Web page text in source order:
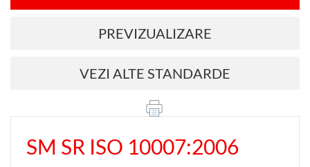
PREVIZUALIZARE
VEZI ALTE STANDARDE
SM SR ISO 10007:2006